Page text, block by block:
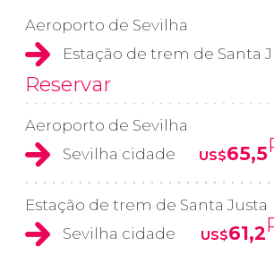
Aeroporto de Sevilha
Estação de trem de Santa
Reservar
Aeroporto de Sevilha
Sevilha cidade
US$65,5
Estação de trem de Santa Justa
Sevilha cidade
US$61,2